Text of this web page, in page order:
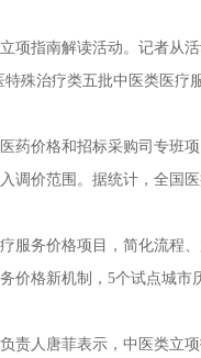
指南解读活动。记者从活
殊治疗类五批中医类医疗
价格和招标采购司专班
价范围。据统计，全国
务价格项目，简化流程
价格新机制，5个试点城
人唐菲表示，中医类立